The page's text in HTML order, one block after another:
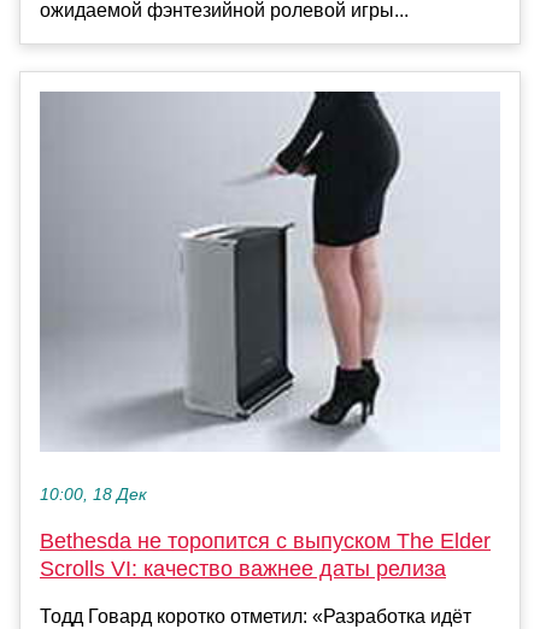
ожидаемой фэнтезийной ролевой игры...
10:00, 18 Дек
Bethesda не торопится с выпуском The Elder
Scrolls VI: качество важнее даты релиза
Тодд Говард коротко отметил: «Разработка идёт